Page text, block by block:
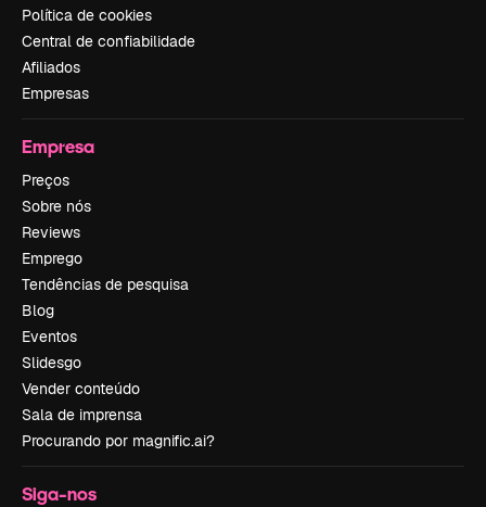
Política de cookies
Central de confiabilidade
Afiliados
Empresas
Empresa
Preços
Sobre nós
Reviews
Emprego
Tendências de pesquisa
Blog
Eventos
Slidesgo
Vender conteúdo
Sala de imprensa
Procurando por magnific.ai?
Siga-nos